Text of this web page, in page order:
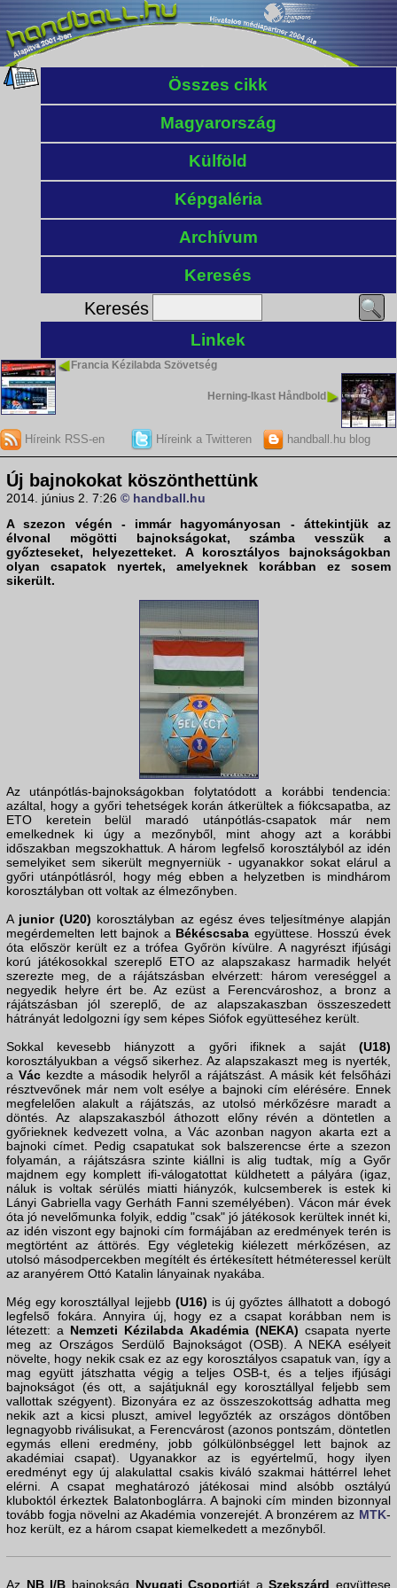
Összes cikk
Magyarország
Külföld
Képgaléria
Archívum
Keresés
Keresés
Linkek
Francia Kézilabda Szövetség
Herning-Ikast Håndbold
Híreink RSS-en Híreink a Twitteren handball.hu blog
Új bajnokokat köszönthettünk
2014. június 2. 7:26 © handball.hu
A szezon végén - immár hagyományosan - áttekintjük az
élvonal mögötti bajnokságokat, számba vesszük a
győzteseket, helyezetteket. A korosztályos bajnokságokban
olyan csapatok nyertek, amelyeknek korábban ez sosem
sikerült.
Az utánpótlás-bajnokságokban folytatódott a korábbi tendencia:
azáltal, hogy a győri tehetségek korán átkerültek a fiókcsapatba, az
ETO keretein belül maradó utánpótlás-csapatok már nem
emelkednek ki úgy a mezőnyből, mint ahogy azt a korábbi
időszakban megszokhattuk. A három legfelső korosztályból az idén
semelyiket sem sikerült megnyerniük - ugyanakkor sokat elárul a
győri utánpótlásról, hogy még ebben a helyzetben is mindhárom
korosztályban ott voltak az élmezőnyben.
A junior (U20) korosztályban az egész éves teljesítménye alapján
megérdemelten lett bajnok a Békéscsaba együttese. Hosszú évek
óta először került ez a trófea Győrön kívülre. A nagyrészt ifjúsági
korú játékosokkal szereplő ETO az alapszakasz harmadik helyét
szerezte meg, de a rájátszásban elvérzett: három vereséggel a
negyedik helyre ért be. Az ezüst a Ferencvároshoz, a bronz a
rájátszásban jól szereplő, de az alapszakaszban összeszedett
hátrányát ledolgozni így sem képes Siófok együtteséhez került.
Sokkal kevesebb hiányzott a győri ifiknek a saját (U18)
korosztályukban a végső sikerhez. Az alapszakaszt meg is nyerték,
a Váckezdte a második helyről a rájátszást. A másik két felsőházi
résztvevőnek már nem volt esélye a bajnoki cím elérésére. Ennek
megfelelően alakult a rájátszás, az utolsó mérkőzésre maradt a
döntés. Az alapszakaszból áthozott előny révén a döntetlen a
győrieknek kedvezett volna, a Vác azonban nagyon akarta ezt a
bajnoki címet. Pedig csapatukat sok balszerencse érte a szezon
folyamán, a rájátszásra szinte kiállni is alig tudtak, míg a Győr
majdnem egy komplett ifi-válogatottat küldhetett a pályára (igaz,
náluk is voltak sérülés miatti hiányzók, kulcsemberek is estek ki
Lányi Gabriella vagy Gerháth Fanni személyében). Vácon már évek
óta jó nevelőmunka folyik, eddig "csak" jó játékosok kerültek innét ki,
az idén viszont egy bajnoki cím formájában az eredmények terén is
megtörtént az áttörés. Egy végletekig kiélezett mérkőzésen, az
utolsó másodpercekben megítélt és értékesített hétméteressel került
az aranyérem Ottó Katalin lányainak nyakába.
Még egy korosztállyal lejjebb (U16) is új győztes állhatott a dobogó
legfelső fokára. Annyira új, hogy ez a csapat korábban nem is
létezett: a Nemzeti Kézilabda Akadémia (NEKA) csapata nyerte
meg az Országos Serdülő Bajnokságot (OSB). A NEKA esélyeit
növelte, hogy nekik csak ez az egy korosztályos csapatuk van, így a
mag együtt játszhatta végig a teljes OSB-t, és a teljes ifjúsági
bajnokságot (és ott, a sajátjuknál egy korosztállyal feljebb sem
vallottak szégyent). Bizonyára ez az összeszokottság adhatta meg
nekik azt a kicsi pluszt, amivel legyőzték az országos döntőben
legnagyobb riválisukat, a Ferencvárost (azonos pontszám, döntetlen
egymás elleni eredmény, jobb gólkülönbséggel lett bajnok az
akadémiai csapat). Ugyanakkor az is egyértelmű, hogy ilyen
eredményt egy új alakulattal csakis kiváló szakmai háttérrel lehet
elérni. A csapat meghatározó játékosai mind alsóbb osztályú
kluboktól érkeztek Balatonboglárra. A bajnoki cím minden bizonnyal
tovább fogja növelni az Akadémia vonzerejét. A bronzérem az MTK-
hoz került, ez a három csapat kiemelkedett a mezőnyből.
Az NB I/B bajnokság Nyugati Csoportját aSzekszárd együttese